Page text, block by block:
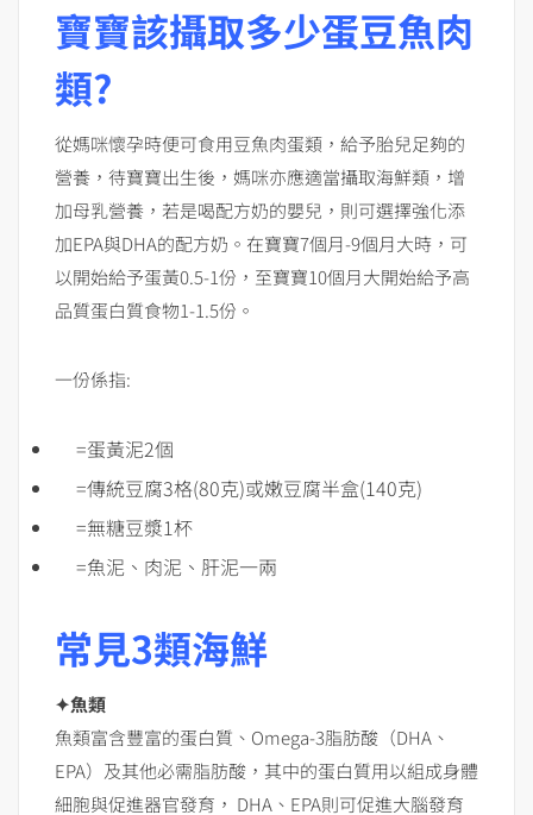
寶寶該攝取多少蛋豆魚肉
類?
從媽咪懷孕時便可食用豆魚肉蛋類，給予胎兒足夠的
營養，待寶寶出生後，媽咪亦應適當攝取海鮮類，增
加母乳營養，若是喝配方奶的嬰兒，則可選擇強化添
加EPA與DHA的配方奶。在寶寶7個月-9個月大時，可
以開始給予蛋黃0.5-1份，至寶寶10個月大開始給予高
品質蛋白質食物1-1.5份。
一份係指:
=蛋黃泥2個
=傳統豆腐3格(80克)或嫩豆腐半盒(140克)
=無糖豆漿1杯
=魚泥、肉泥、肝泥一兩
常見3類海鮮
✦魚類
魚類富含豐富的蛋白質、Omega-3脂肪酸（DHA、
EPA）及其他必需脂肪酸，其中的蛋白質用以組成身體
細胞與促進器官發育， DHA、EPA則可促進大腦發育